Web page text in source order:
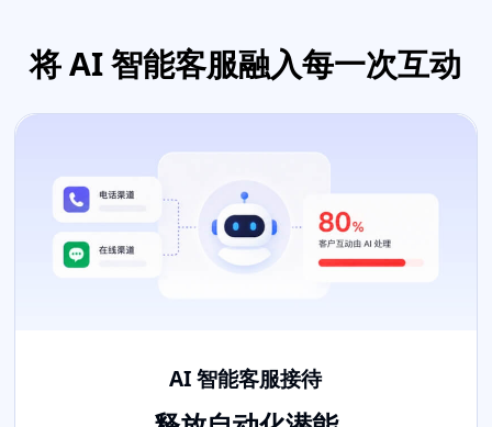
将 AI 智能客服融入每一次互动
AI 智能客服接待